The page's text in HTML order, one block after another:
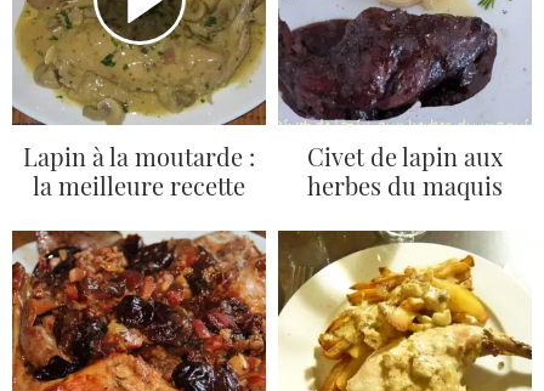
Lapin à la moutarde :
la meilleure recette
Civet de lapin aux
herbes du maquis